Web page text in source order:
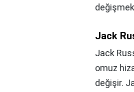
Jack
Jack
omuz
değişir.